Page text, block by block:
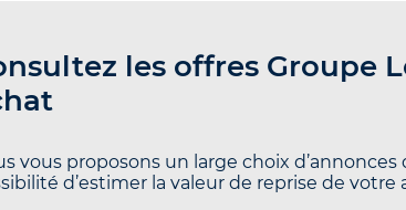
les offres Groupe
vous proposons un large choix d’annonces
d’estimer la valeur de reprise de votre